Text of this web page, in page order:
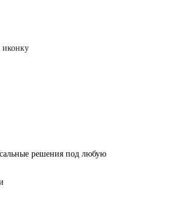
иконку
решения под любую